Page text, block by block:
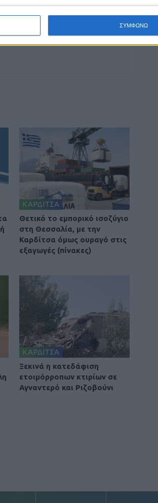
ΣΥΜΦΩΝΩ
ΚΑΡΔΙΤΣΑ
Θετικό το εμπορικό ισοζύγιο
στη Θεσσαλία, με την
Καρδίτσα όμως ουραγό στις
εξαγωγές (πίνακες)
ΚΑΡΔΙΤΣΑ
Ξεκινά η κατεδάφιση
ετοιμόρροπων κτιρίων σε
Αγναντερό και Ριζοβούνι